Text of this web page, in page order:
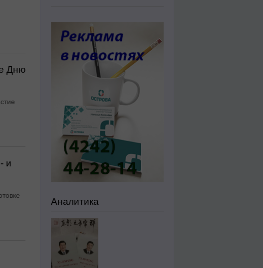
Дню
и
Аналитика